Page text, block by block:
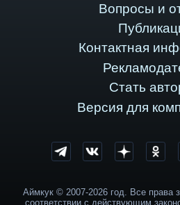
Вопросы и
Контактная
Стать
Версия для
Аймкук © 2007-2026 год. Все права
соответствии с действующим